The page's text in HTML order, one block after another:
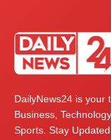
DailyNews24 is your
Business,
Sports. Stay